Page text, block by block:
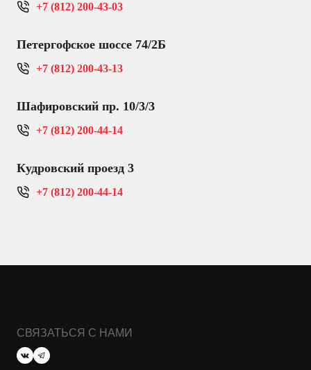
+7 (812) 200-43-03
Петергофское шоссе 74/2Б
+7 (812) 200-43-13
Шафировский пр. 10/3/3
+7 (812) 200-44-14
Кудровский проезд 3
+7 (812) 200-44-14
СВЯЗАТЬСЯ С НАМИ